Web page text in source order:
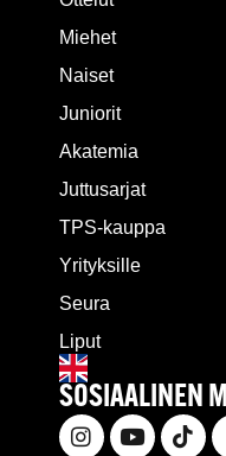
Miehet
Naiset
Juniorit
Akatemia
Juttusarjat
TPS-kauppa
Yrityksille
Seura
Liput
SOSIAALINEN